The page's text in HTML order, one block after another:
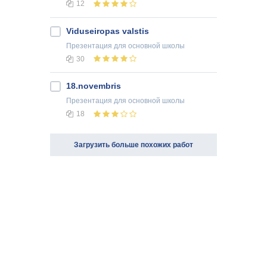
12
Viduseiropas valstis
Презентация для основной школы
30
18.novembris
Презентация для основной школы
18
Загрузить больше похожих работ